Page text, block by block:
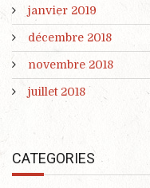
janvier 2019
décembre 2018
novembre 2018
juillet 2018
CATEGORIES